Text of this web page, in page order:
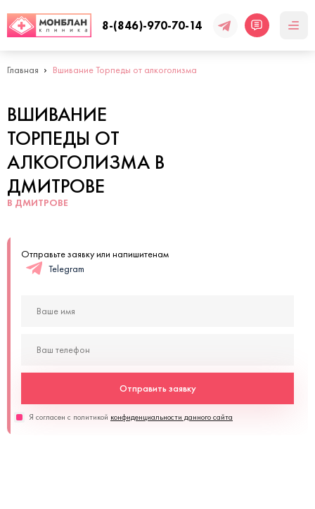
8-(846)-970-70-14
Главная Вшивание Торпеды от алкоголизма
ВШИВАНИЕ
ТОРПЕДЫ ОТ
АЛКОГОЛИЗМА В
ДМИТРОВЕ
В ДМИТРОВЕ
Отправьте заявку или напишитенам
Telegram
Отправить заявку
Я согласен с политикой конфиденциальности данного сайта